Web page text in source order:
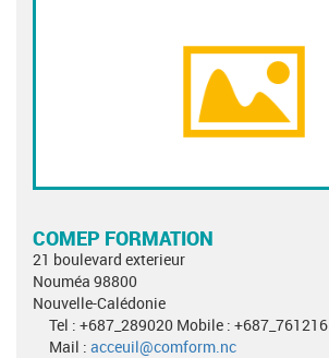
COMEP FORMATION
21 boulevard exterieur
Nouméa 98800
Nouvelle-Calédonie
Tel : +687_289020 Mobile : +687_761216
Mail : acceuil@comform.nc